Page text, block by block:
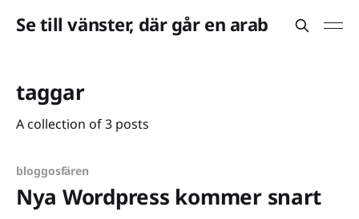
Se till vänster, där går en arab
taggar
A collection of 3 posts
bloggosfären
Nya Wordpress kommer snart